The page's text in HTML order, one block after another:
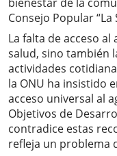
Consejo Popular “La
La falta de acceso al
salud, sino también
actividades
la ONU ha insistido
acceso universal al
Objetivos de
contradice estas
refleja un problema